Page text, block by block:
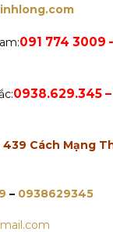
091 774 3009
0938.629.345 –
439 Cách Mạng
– 0938629345